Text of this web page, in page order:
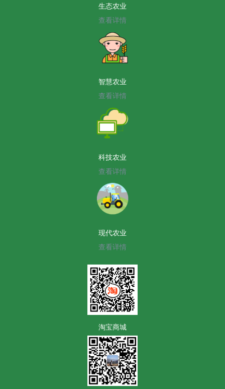
生态农业
查看详情
智慧农业
查看详情
科技农业
查看详情
现代农业
查看详情
淘宝商城